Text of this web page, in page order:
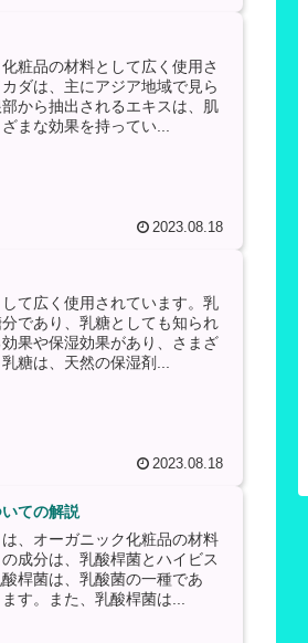
粧品の材料として広く使用さ
ダは、主にアジア地域で見ら
から抽出されるエキスは、肌
まな効果を持ってい...
2023.08.18
て広く使用されています。乳
であり、乳糖としても知られ
果や保湿効果があり、さまざ
糖は、天然の保湿剤...
2023.08.18
ての解説
、オーガニック化粧品の材料
成分は、乳酸桿菌とハイビス
桿菌は、乳酸菌の一種であ
す。また、乳酸桿菌は...